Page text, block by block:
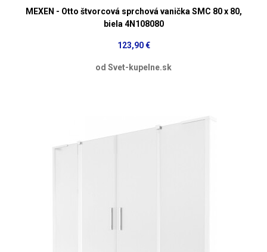
MEXEN - Otto štvorcová sprchová vanička SMC 80 x 80,
biela 4N108080
123,90 €
od Svet-kupelne.sk